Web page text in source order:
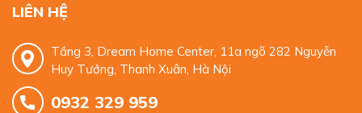
LIÊN HỆ
Tầng 3, Dream Home Center, 11a ngõ 282 Nguyễn
Huy Tưởng, Thanh Xuân, Hà Nội
0932 329 959